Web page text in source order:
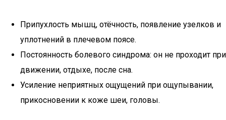
Припухлость мышц, отёчность, появление узелков и
уплотнений в плечевом поясе.
Постоянность болевого синдрома: он не проходит при
движении, отдыхе, после сна.
Усиление неприятных ощущений при ощупывании,
прикосновении к коже шеи, головы.